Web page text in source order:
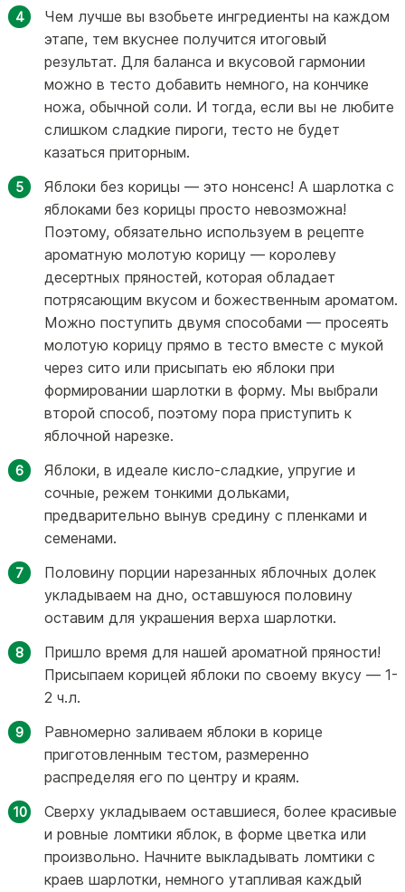
Чем лучше вы взобьете ингредиенты на каждом
этапе, тем вкуснее получится итоговый
результат. Для баланса и вкусовой гармонии
можно в тесто добавить немного, на кончике
ножа, обычной соли. И тогда, если вы не любите
слишком сладкие пироги, тесто не будет
казаться приторным.
Яблоки без корицы — это нонсенс! А шарлотка с
яблоками без корицы просто невозможна!
Поэтому, обязательно используем в рецепте
ароматную молотую корицу — королеву
десертных пряностей, которая обладает
потрясающим вкусом и божественным ароматом.
Можно поступить двумя способами — просеять
молотую корицу прямо в тесто вместе с мукой
через сито или присыпать ею яблоки при
формировании шарлотки в форму. Мы выбрали
второй способ, поэтому пора приступить к
яблочной нарезке.
Яблоки, в идеале кисло-сладкие, упругие и
сочные, режем тонкими дольками,
предварительно вынув средину с пленками и
семенами.
Половину порции нарезанных яблочных долек
укладываем на дно, оставшуюся половину
оставим для украшения верха шарлотки.
Пришло время для нашей ароматной пряности!
Присыпаем корицей яблоки по своему вкусу — 1-
2 ч.л.
Равномерно заливаем яблоки в корице
приготовленным тестом, размеренно
распределяя его по центру и краям.
Сверху укладываем оставшиеся, более красивые
и ровные ломтики яблок, в форме цветка или
произвольно. Начните выкладывать ломтики с
краев шарлотки, немного утапливая каждый